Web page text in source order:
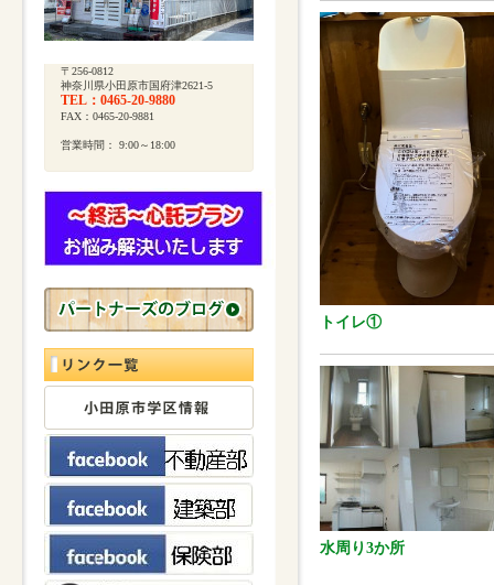
〒256-0812
神奈川県小田原市国府津2621-5
TEL：0465-20-9880
FAX：0465-20-9881
営業時間： 9:00～18:00
トイレ①
水周り3か所